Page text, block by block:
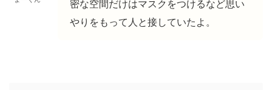
密な空間だけはマスクをつけるなど思い
やりをもって人と接していたよ。